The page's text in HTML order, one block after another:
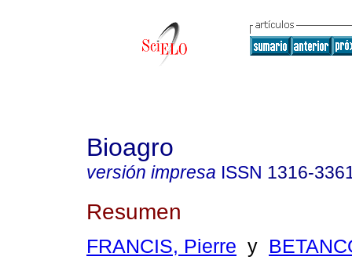
Bioagro
versión impresa ISSN 1316-
Resumen
FRANCIS, Pierre y